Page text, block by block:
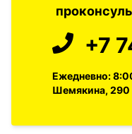
+7
Ежедневно:
Шемякина, 290